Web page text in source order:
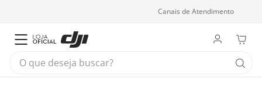
Canais de Atendimento
O que deseja buscar?